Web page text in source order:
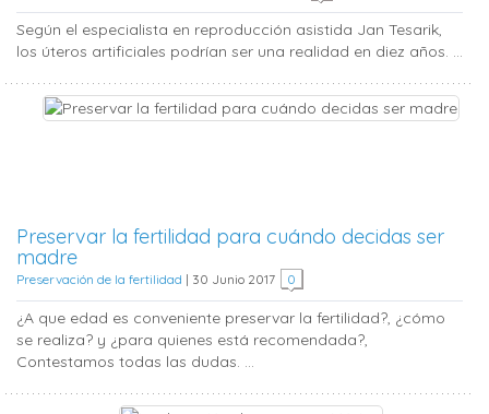
Según el especialista en reproducción asistida Jan Tesarik,
los úteros artificiales podrían ser una realidad en diez años. ...
Preservar la fertilidad para cuándo decidas ser
madre
Preservación de la fertilidad | 30 Junio 2017 0
¿A que edad es conveniente preservar la fertilidad?, ¿cómo
se realiza? y ¿para quienes está recomendada?,
Contestamos todas las dudas. ...